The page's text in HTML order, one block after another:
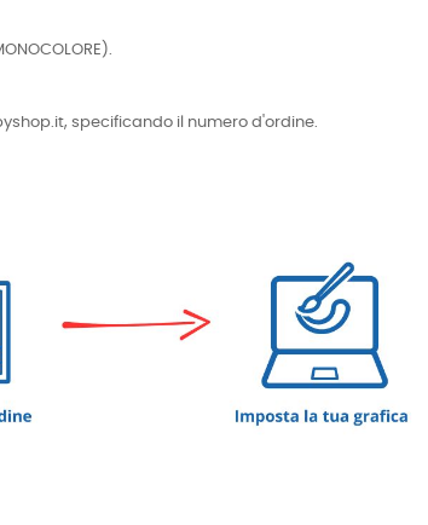
specificando il numero d'ordine.